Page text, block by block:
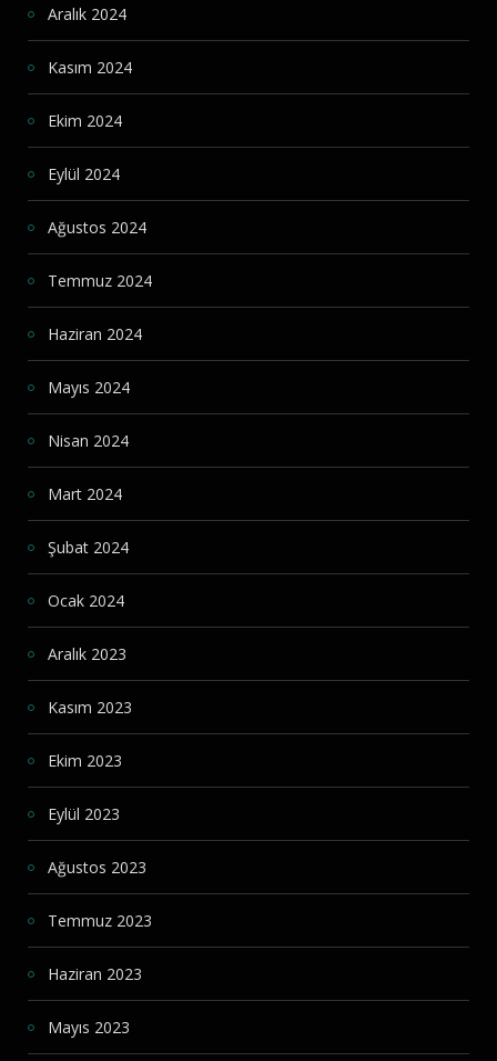
Aralık 2024
Kasım 2024
Ekim 2024
Eylül 2024
Ağustos 2024
Temmuz 2024
Haziran 2024
Mayıs 2024
Nisan 2024
Mart 2024
Şubat 2024
Ocak 2024
Aralık 2023
Kasım 2023
Ekim 2023
Eylül 2023
Ağustos 2023
Temmuz 2023
Haziran 2023
Mayıs 2023